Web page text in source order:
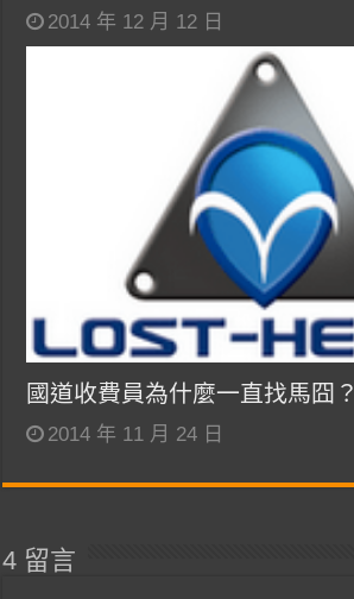
2014 年 12 月 12 日
國道收費員為什麼一直找馬囧？
2014 年 11 月 24 日
4 留言